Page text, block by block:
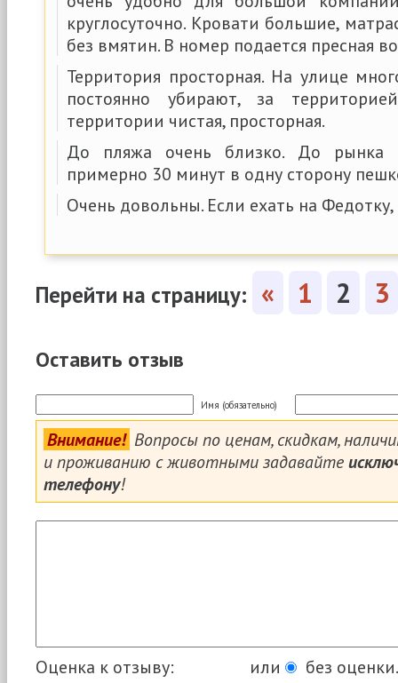
круглосуточно. Кровати большие,
без вмятин. В номер подается пресная
Территория просторная. На улице
постоянно убирают, за
территории чистая, просторная.
До пляжа очень близко. До рынка
примерно 30 минут в одну сторону
Очень довольны. Если ехать на
Перейти на страницу: « 1 2 3
Оставить отзыв
Имя (обязательно)
Внимание! Вопросы по ценам, скидкам,
и проживанию с животными задавайте
телефону!
Оценка к отзыву: или без оценки.